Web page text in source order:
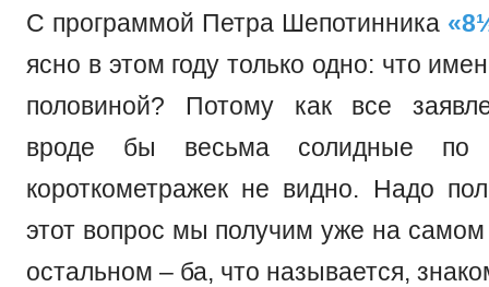
С программой Петра Шепотинника
ясно в этом году только одно: что
половиной? Потому как все
вроде бы весьма солидные по
короткометражек не видно. Надо
этот вопрос мы получим уже на
остальном – ба, что называется,